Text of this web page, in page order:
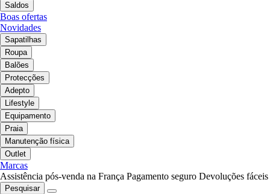
Saldos
Boas ofertas
Novidades
Sapatilhas
Roupa
Balões
Protecções
Adepto
Lifestyle
Equipamento
Praia
Manutenção física
Outlet
Marcas
Assistência pós-venda na França Pagamento seguro Devoluções fáceis
Pesquisar